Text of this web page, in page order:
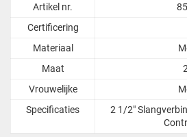
Artikel nr.
Certificering
Materiaal
Maat
Vrouwelijke
Specificaties
2 1/2"